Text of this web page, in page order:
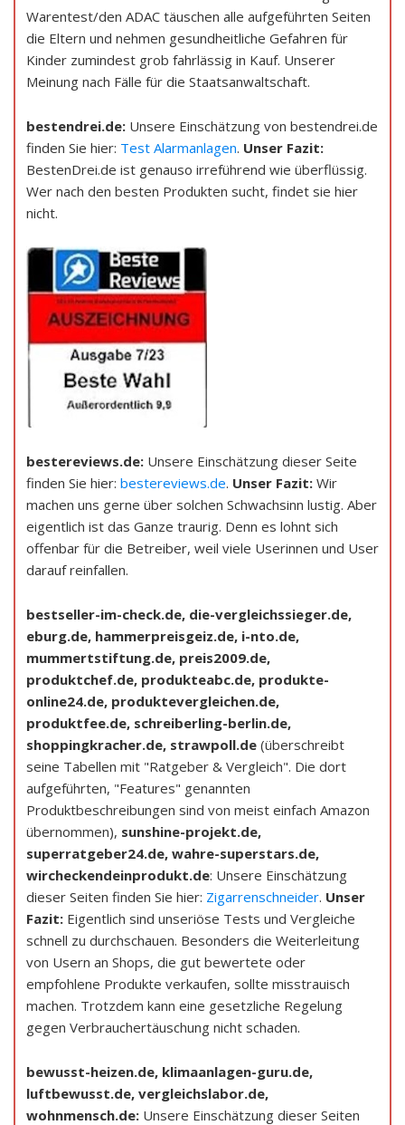
Warentest/den ADAC täuschen alle aufgeführten Seiten
die Eltern und nehmen gesundheitliche Gefahren für
Kinder zumindest grob fahrlässig in Kauf. Unserer
Meinung nach Fälle für die Staatsanwaltschaft.
bestendrei.de: Unsere Einschätzung von bestendrei.de
finden Sie hier: Test Alarmanlagen. Unser Fazit:
BestenDrei.de ist genauso irreführend wie überflüssig.
Wer nach den besten Produkten sucht, findet sie hier
nicht.
bestereviews.de: Unsere Einschätzung dieser Seite
finden Sie hier: bestereviews.de. Unser Fazit: Wir
machen uns gerne über solchen Schwachsinn lustig. Aber
eigentlich ist das Ganze traurig. Denn es lohnt sich
offenbar für die Betreiber, weil viele Userinnen und User
darauf reinfallen.
bestseller-im-check.de, die-vergleichssieger.de,
eburg.de, hammerpreisgeiz.de, i-nto.de,
mummertstiftung.de, preis2009.de,
produktchef.de, produkteabc.de, produkte-
online24.de, produktevergleichen.de,
produktfee.de, schreiberling-berlin.de,
shoppingkracher.de, strawpoll.de (überschreibt
seine Tabellen mit "Ratgeber & Vergleich". Die dort
aufgeführten, "Features" genannten
Produktbeschreibungen sind von meist einfach Amazon
übernommen), sunshine-projekt.de,
superratgeber24.de, wahre-superstars.de,
wircheckendeinprodukt.de: Unsere Einschätzung
dieser Seiten finden Sie hier: Zigarrenschneider. Unser
Fazit: Eigentlich sind unseriöse Tests und Vergleiche
schnell zu durchschauen. Besonders die Weiterleitung
von Usern an Shops, die gut bewertete oder
empfohlene Produkte verkaufen, sollte misstrauisch
machen. Trotzdem kann eine gesetzliche Regelung
gegen Verbrauchertäuschung nicht schaden.
bewusst-heizen.de, klimaanlagen-guru.de,
luftbewusst.de, vergleichslabor.de,
wohnmensch.de: Unsere Einschätzung dieser Seiten